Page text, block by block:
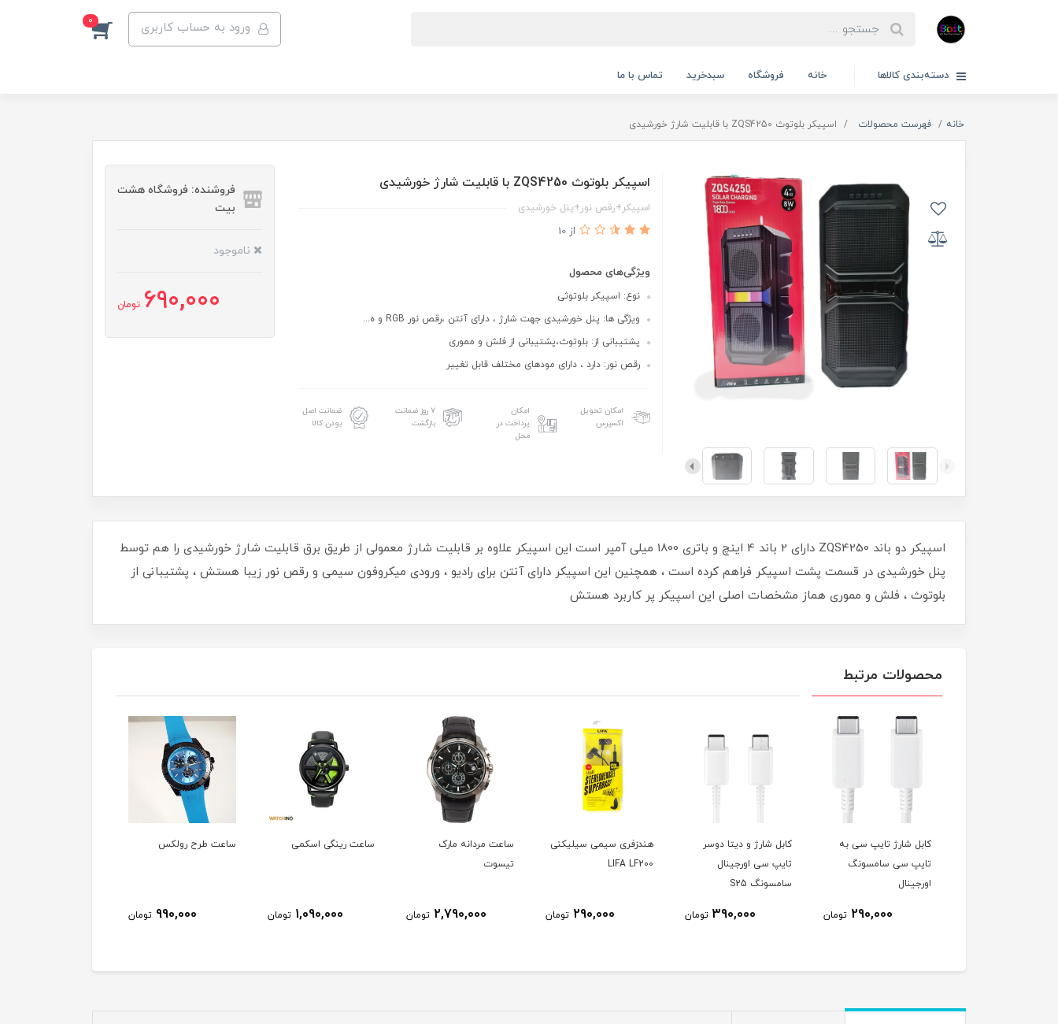
ورود به حساب کاربری 0
دسته‌بندی کالاها خانه فروشگاه سبدخرید تماس با ما
خانه فهرست محصولات اسپیکر بلوتوث ZQS4250 با قابلیت شارژ خورشیدی
اسپیکر بلوتوث ZQS4250 با قابلیت شارژ خورشیدی
اسپیکر+رقص نور+پنل خورشیدی
از 10
ویژگی‌های محصول
نوع: اسپیکر بلوتوثی
ویژگی ها: پنل خورشیدی جهت شارژ ، دارای آنتن ،رقص نور RGB و ه...
پشتیبانی از: بلوتوث،پشتیبانی از فلش و مموری
رقص نور: دارد ، دارای مودهای مختلف قابل تغییر
امکان تحویل
اکسپرس
امکان
پرداخت در
محل
۷ روز ضمانت
بازگشت
ضمانت اصل
بودن کالا
فروشنده: فروشگاه هشت
بیت
ناموجود
690,000 تومان
اسپیکر دو باند ZQS4250 دارای 2 باند 4 اینچ و باتری 1800 میلی آمپر است این اسپیکر علاوه بر قابلیت شارژ معمولی از طریق برق قابلیت شارژ خورشیدی را هم توسط
پنل خورشیدی در قسمت پشت اسپیکر فراهم کرده است ، همچنین این اسپیکر دارای آنتن برای رادیو ، ورودی میکروفون سیمی و رقص نور زیبا هستش ، پشتیبانی از
بلوتوث ، فلش و مموری هماز مشخصات اصلی این اسپیکر پر کاربرد هستش
محصولات مرتبط
کابل شارژ تایپ سی به
تایپ سی سامسونگ
اورجینال
290,000 تومان
کابل شارژ و دیتا دوسر
تایپ سی اورجینال
سامسونگ S25
390,000 تومان
هندزفری سیمی سیلیکنی
LIFA LF200
290,000 تومان
ساعت مردانه مارک
تیسوت
2,790,000 تومان
ساعت رینگی اسکمی
1,090,000 تومان
ساعت طرح رولکس
990,000 تومان